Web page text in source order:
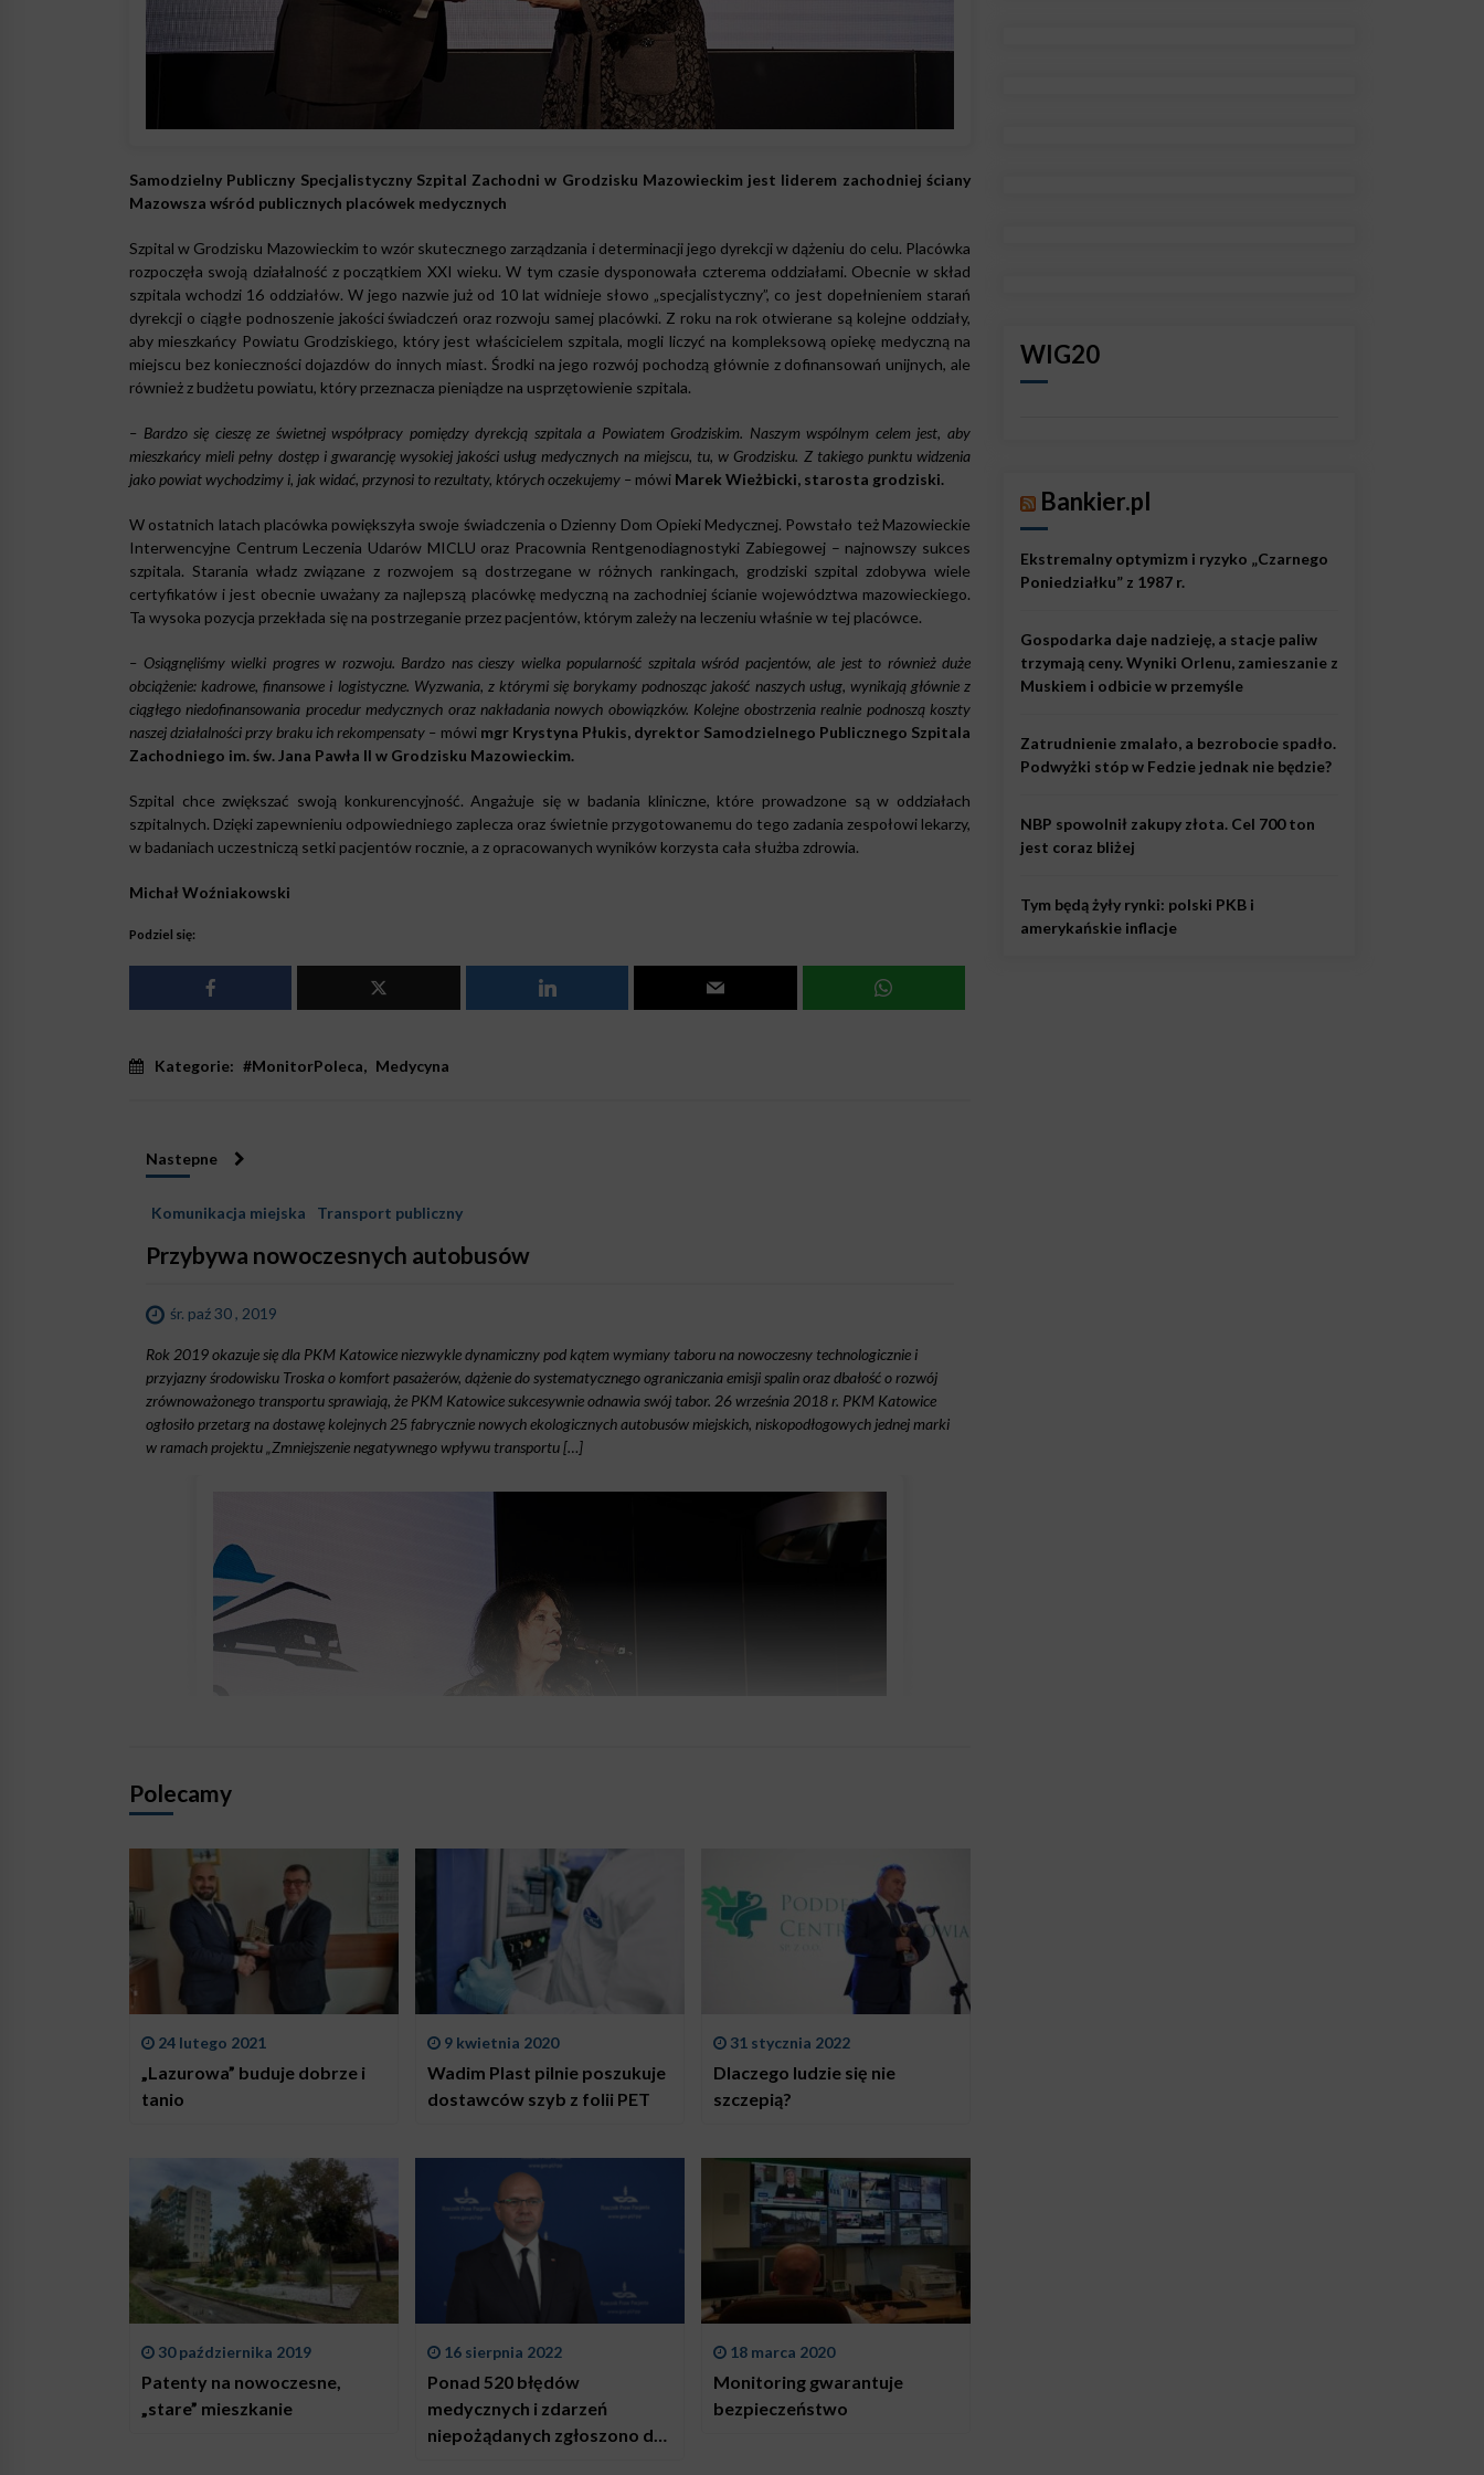
Samodzielny Publiczny Specjalistyczny Szpital Zachodni w Grodzisku Mazowieckim jest liderem zachodniej ściany
Mazowsza wśród publicznych placówek medycznych
Szpital w Grodzisku Mazowieckim to wzór skutecznego zarządzania i determinacji jego dyrekcji w dążeniu do celu. Placówka
rozpoczęła swoją działalność z początkiem XXI wieku. W tym czasie dysponowała czterema oddziałami. Obecnie w skład
szpitala wchodzi 16 oddziałów. W jego nazwie już od 10 lat widnieje słowo „specjalistyczny”, co jest dopełnieniem starań
dyrekcji o ciągłe podnoszenie jakości świadczeń oraz rozwoju samej placówki. Z roku na rok otwierane są kolejne oddziały,
aby mieszkańcy Powiatu Grodziskiego, który jest właścicielem szpitala, mogli liczyć na kompleksową opiekę medyczną na
miejscu bez konieczności dojazdów do innych miast. Środki na jego rozwój pochodzą głównie z dofinansowań unijnych, ale
również z budżetu powiatu, który przeznacza pieniądze na usprzętowienie szpitala.
– Bardzo się cieszę ze świetnej współpracy pomiędzy dyrekcją szpitala a Powiatem Grodziskim. Naszym wspólnym celem jest, aby
mieszkańcy mieli pełny dostęp i gwarancję wysokiej jakości usług medycznych na miejscu, tu, w Grodzisku. Z takiego punktu widzenia
jako powiat wychodzimy i, jak widać, przynosi to rezultaty, których oczekujemy – mówi Marek Wieżbicki, starosta grodziski.
W ostatnich latach placówka powiększyła swoje świadczenia o Dzienny Dom Opieki Medycznej. Powstało też Mazowieckie
Interwencyjne Centrum Leczenia Udarów MICLU oraz Pracownia Rentgenodiagnostyki Zabiegowej – najnowszy sukces
szpitala. Starania władz związane z rozwojem są dostrzegane w różnych rankingach, grodziski szpital zdobywa wiele
certyfikatów i jest obecnie uważany za najlepszą placówkę medyczną na zachodniej ścianie województwa mazowieckiego.
Ta wysoka pozycja przekłada się na postrzeganie przez pacjentów, którym zależy na leczeniu właśnie w tej placówce.
– Osiągnęliśmy wielki progres w rozwoju. Bardzo nas cieszy wielka popularność szpitala wśród pacjentów, ale jest to również duże
obciążenie: kadrowe, finansowe i logistyczne. Wyzwania, z którymi się borykamy podnosząc jakość naszych usług, wynikają głównie z
ciągłego niedofinansowania procedur medycznych oraz nakładania nowych obowiązków. Kolejne obostrzenia realnie podnoszą koszty
naszej działalności przy braku ich rekompensaty – mówi mgr Krystyna Płukis, dyrektor Samodzielnego Publicznego Szpitala
Zachodniego im. św. Jana Pawła II w Grodzisku Mazowieckim.
Szpital chce zwiększać swoją konkurencyjność. Angażuje się w badania kliniczne, które prowadzone są w oddziałach
szpitalnych. Dzięki zapewnieniu odpowiedniego zaplecza oraz świetnie przygotowanemu do tego zadania zespołowi lekarzy,
w badaniach uczestniczą setki pacjentów rocznie, a z opracowanych wyników korzysta cała służba zdrowia.
Michał Woźniakowski
Podziel się:
Kategorie: #MonitorPoleca, Medycyna
Nastepne
Komunikacja miejska Transport publiczny
Przybywa nowoczesnych autobusów
śr. paź 30 , 2019
Rok 2019 okazuje się dla PKM Katowice niezwykle dynamiczny pod kątem wymiany taboru na nowoczesny technologicznie i
przyjazny środowisku Troska o komfort pasażerów, dążenie do systematycznego ograniczania emisji spalin oraz dbałość o rozwój
zrównoważonego transportu sprawiają, że PKM Katowice sukcesywnie odnawia swój tabor. 26 września 2018 r. PKM Katowice
ogłosiło przetarg na dostawę kolejnych 25 fabrycznie nowych ekologicznych autobusów miejskich, niskopodłogowych jednej marki
w ramach projektu „Zmniejszenie negatywnego wpływu transportu […]
Polecamy
24 lutego 2021
„Lazurowa” buduje dobrze i
tanio
9 kwietnia 2020
Wadim Plast pilnie poszukuje
dostawców szyb z folii PET
31 stycznia 2022
Dlaczego ludzie się nie
szczepią?
30 października 2019
Patenty na nowoczesne,
„stare” mieszkanie
16 sierpnia 2022
Ponad 520 błędów
medycznych i zdarzeń
niepożądanych zgłoszono do
18 marca 2020
Monitoring gwarantuje
bezpieczeństwo
WIG20
Bankier.pl
Ekstremalny optymizm i ryzyko „Czarnego
Poniedziałku” z 1987 r.
Gospodarka daje nadzieję, a stacje paliw
trzymają ceny. Wyniki Orlenu, zamieszanie z
Muskiem i odbicie w przemyśle
Zatrudnienie zmalało, a bezrobocie spadło.
Podwyżki stóp w Fedzie jednak nie będzie?
NBP spowolnił zakupy złota. Cel 700 ton
jest coraz bliżej
Tym będą żyły rynki: polski PKB i
amerykańskie inflacje